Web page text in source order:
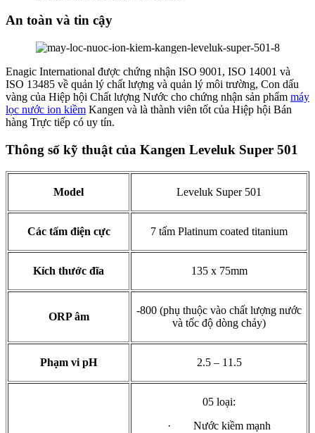
An toàn và tin cậy
Enagic International được chứng nhận ISO 9001, ISO 14001 và
ISO 13485 về quản lý chất lượng và quản lý môi trường, Con dấu
vàng của Hiệp hội Chất lượng Nước cho chứng nhận sản phẩm máy
lọc nước ion kiềm Kangen và là thành viên tốt của Hiệp hội Bán
hàng Trực tiếp có uy tín.
Thông số kỹ thuật của Kangen Leveluk Super 501
Model Leveluk Super 501
Các tấm điện cực 7 tấm Platinum coated titanium
Kích thước đĩa 135 x 75mm
ORP âm
-800 (phụ thuộc vào chất lượng nước
và tốc độ dòng chảy)
Phạm vi pH 2.5 – 11.5
05 loại:
· Nước kiềm mạnh